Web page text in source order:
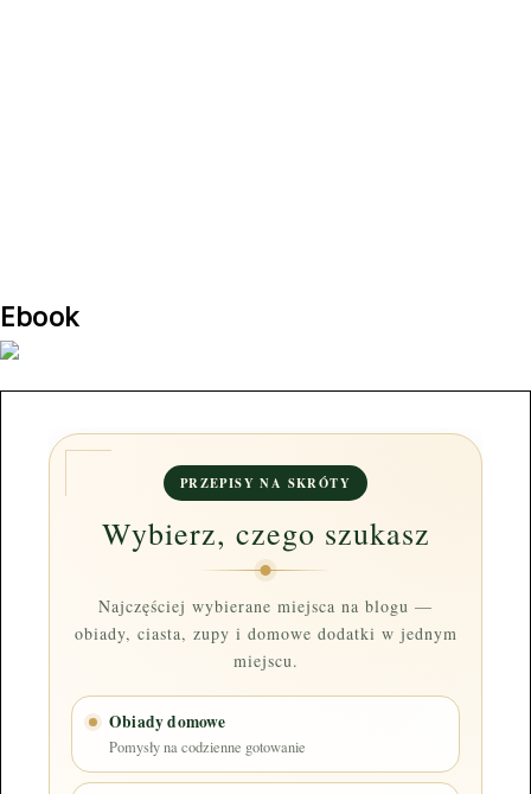
Ebook
PRZEPISY NA SKRÓTY
Wybierz, czego szukasz
Najczęściej wybierane miejsca na blogu —
obiady, ciasta, zupy i domowe dodatki w jednym
miejscu.
Obiady domowe
Pomysły na codzienne gotowanie